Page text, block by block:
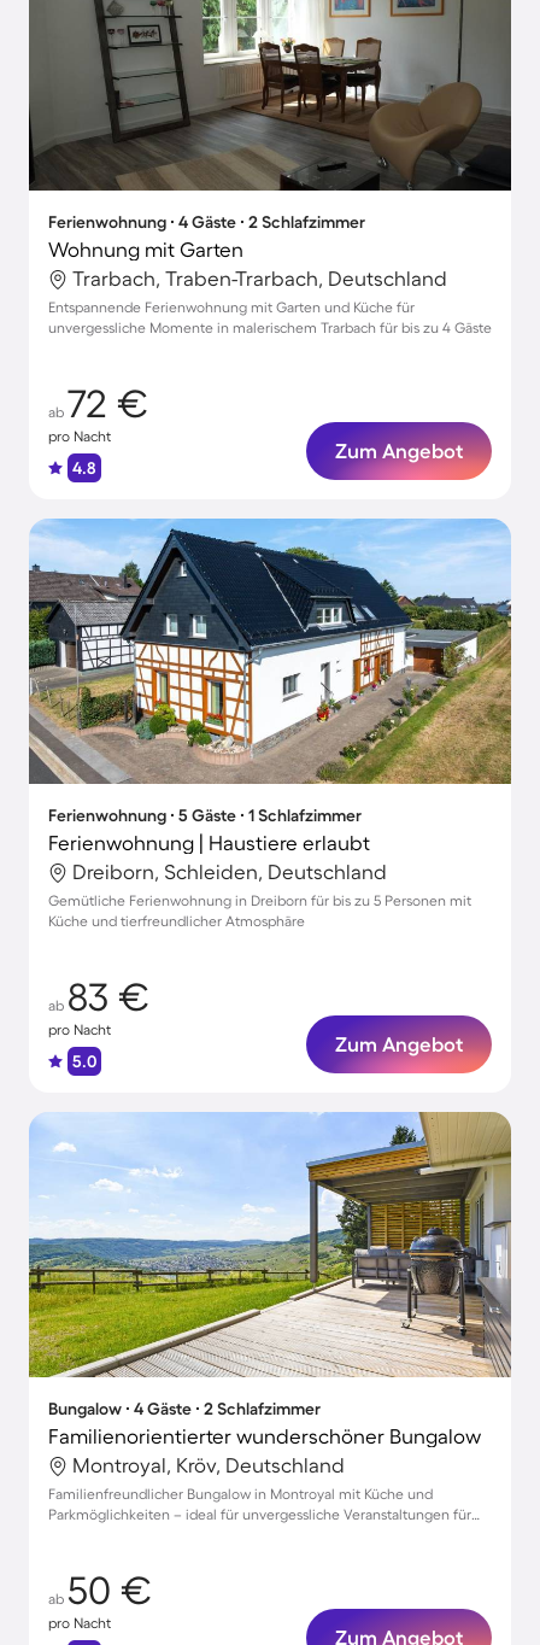
Ferienwohnung ∙ 4 Gäste ∙ 2 Schlafzimmer
Wohnung mit Garten
Trarbach, Traben-Trarbach, Deutschland
Entspannende Ferienwohnung mit Garten und Küche für
unvergessliche Momente in malerischem Trarbach für bis zu 4 Gäste
ab 72 €
pro Nacht
4.8
Zum Angebot
Ferienwohnung ∙ 5 Gäste ∙ 1 Schlafzimmer
Ferienwohnung | Haustiere erlaubt
Dreiborn, Schleiden, Deutschland
Gemütliche Ferienwohnung in Dreiborn für bis zu 5 Personen mit
Küche und tierfreundlicher Atmosphäre
ab 83 €
pro Nacht
5.0
Zum Angebot
Bungalow ∙ 4 Gäste ∙ 2 Schlafzimmer
Familienorientierter wunderschöner Bungalow
Montroyal, Kröv, Deutschland
Familienfreundlicher Bungalow in Montroyal mit Küche und
Parkmöglichkeiten – ideal für unvergessliche Veranstaltungen für
ab 50 €
pro Nacht
Zum Angebot